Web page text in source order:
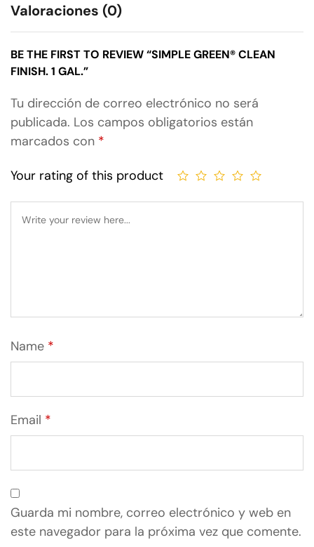
Valoraciones (0)
BE THE FIRST TO REVIEW “SIMPLE GREEN® CLEAN
FINISH. 1 GAL.”
Tu dirección de correo electrónico no será
publicada. Los campos obligatorios están
marcados con *
Your rating of this product
Name *
Email *
Guarda mi nombre, correo electrónico y web en
este navegador para la próxima vez que comente.